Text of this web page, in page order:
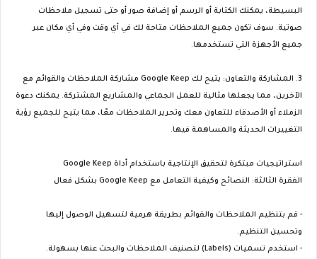
البسيطة، يمكنك الكتابة أو الرسم أو إضافة صور أو حتى تسجيل ملاحظات
صوتية. سوف تكون جميع الملاحظات متاحة لك في أي وقت وفي أي مكان عبر
جميع الأجهزة التي تستخدمها.
3. المشاركة والتعاون: يتيح لك Google Keep مشاركة الملاحظات والقوائم مع
الآخرين، مما يجعلها مثالية للعمل الجماعي والمشاريع المشتركة. يمكنك دعوة
الزملاء أو الأصدقاء للتعاون معك وتحرير الملاحظات معًا، مما يتيح للجميع رؤية
التغييرات الحديثة والمساهمة فيها.
استراتيجيات مبتكرة لتحقيق الإنتاجية باستخدام أداة Google Keep
الفقرة الثالثة: النصائح وكيفية التعامل مع Google Keep بشكل فعال
- قم بتنظيم الملاحظات والقوائم بطريقة هرمية لتسهيل الوصول إليها
وتحسين التنظيم.
- استخدم تسميات (Labels) لتصنيف الملاحظات والبحث عنها بسهولة.